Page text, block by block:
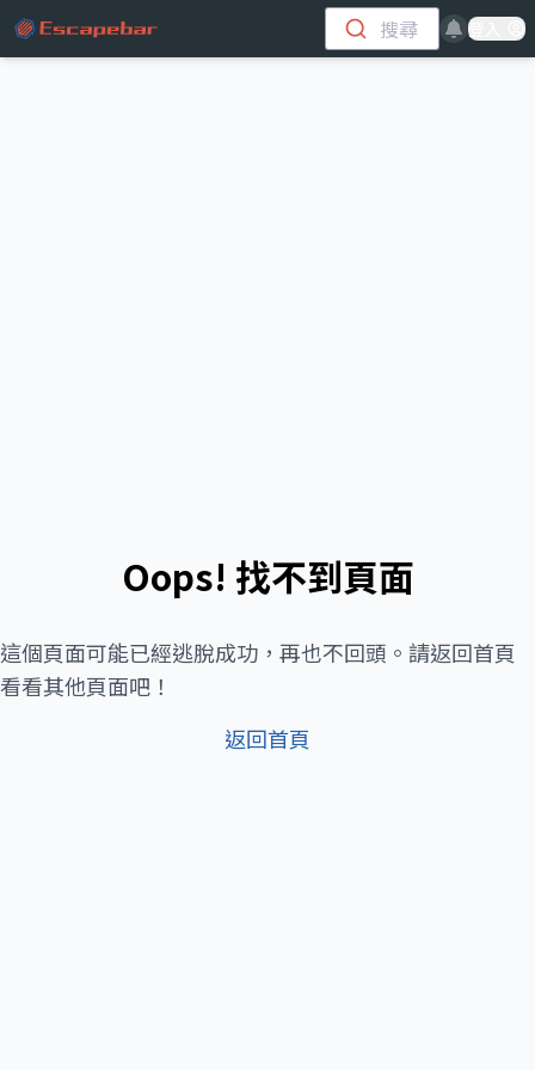
跳至主要內容
搜尋 登入
Oops! 找不到頁面
這個頁面可能已經逃脫成功，再也不回頭。請返回首頁
看看其他頁面吧！
返回首頁